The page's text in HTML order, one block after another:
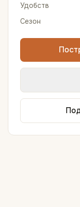
Удобств
Сезон